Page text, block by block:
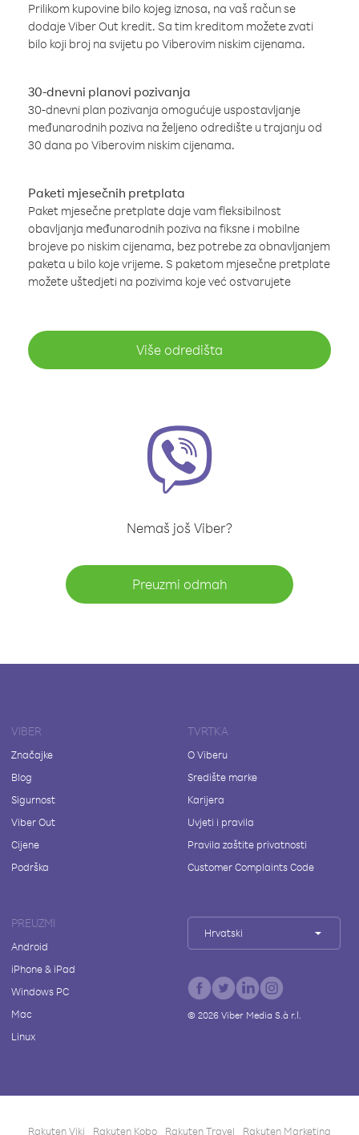
Prilikom kupovine bilo kojeg iznosa, na vaš račun se
dodaje Viber Out kredit. Sa tim kreditom možete zvati
bilo koji broj na svijetu po Viberovim niskim cijenama.
30-dnevni planovi pozivanja
30-dnevni plan pozivanja omogućuje uspostavljanje
međunarodnih poziva na željeno odredište u trajanju od
30 dana po Viberovim niskim cijenama.
Paketi mjesečnih pretplata
Paket mjesečne pretplate daje vam fleksibilnost
obavljanja međunarodnih poziva na fiksne i mobilne
brojeve po niskim cijenama, bez potrebe za obnavljanjem
paketa u bilo koje vrijeme. S paketom mjesečne pretplate
možete uštedjeti na pozivima koje već ostvarujete
Više odredišta
Nemaš još Viber?
Preuzmi odmah
VIBER
Značajke
Blog
Sigurnost
Viber Out
Cijene
Podrška
TVRTKA
O Viberu
Središte marke
Karijera
Uvjeti i pravila
Pravila zaštite privatnosti
Customer Complaints Code
PREUZMI
Android
iPhone & iPad
Windows PC
Mac
Linux
Hrvatski
© 2026Viber Media S.à r.l.
Rakuten Viki Rakuten Kobo Rakuten Travel Rakuten Marketing